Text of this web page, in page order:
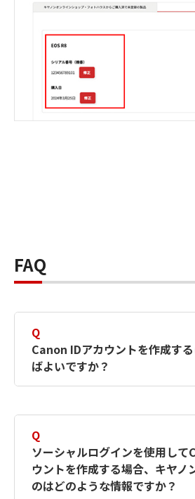
FAQ
Q
Canon IDアカウントを作成す
ばよいですか？
す。詳しい作成方法は【カ
何ですか？Canon IDの作成
ださい。
Q
ソーシャルログインを使用して
ウントを作成する場合、キヤノ
のはどのような情報ですか？